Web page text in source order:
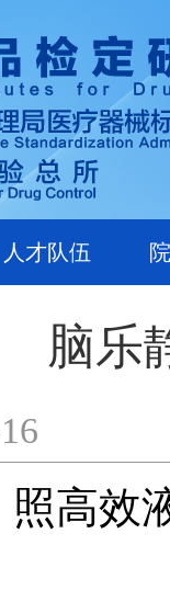
人才队伍
脑乐
照高效